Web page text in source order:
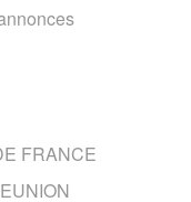
FRANCE